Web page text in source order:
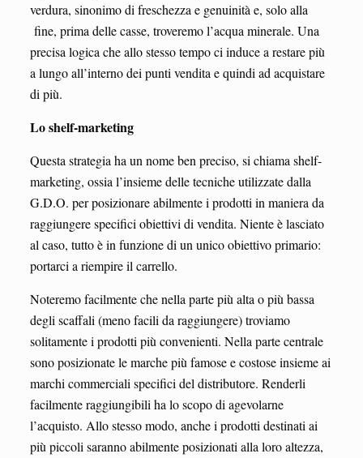
verdura, sinonimo di freschezza e genuinità e, solo alla
fine, prima delle casse, troveremo l’acqua minerale. Una
precisa logica che allo stesso tempo ci induce a restare più
a lungo all’interno dei punti vendita e quindi ad acquistare
di più.
Lo shelf-marketing
Questa strategia ha un nome ben preciso, si chiama shelf-
marketing, ossia l’insieme delle tecniche utilizzate dalla
G.D.O. per posizionare abilmente i prodotti in maniera da
raggiungere specifici obiettivi di vendita. Niente è lasciato
al caso, tutto è in funzione di un unico obiettivo primario:
portarci a riempire il carrello.
Noteremo facilmente che nella parte più alta o più bassa
degli scaffali (meno facili da raggiungere) troviamo
solitamente i prodotti più convenienti. Nella parte centrale
sono posizionate le marche più famose e costose insieme ai
marchi commerciali specifici del distributore. Renderli
facilmente raggiungibili ha lo scopo di agevolarne
l’acquisto. Allo stesso modo, anche i prodotti destinati ai
più piccoli saranno abilmente posizionati alla loro altezza,